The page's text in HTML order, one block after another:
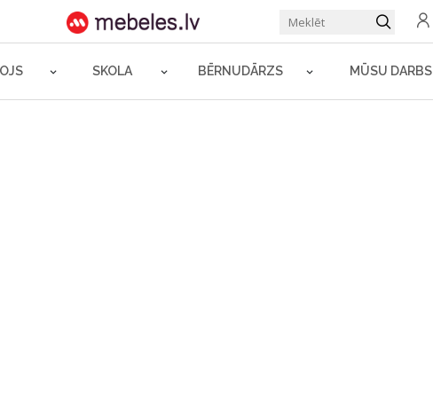
SKOLA BĒRNUDĀRZS MŪSU DARBS